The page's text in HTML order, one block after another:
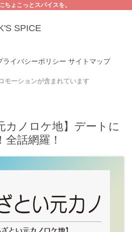
ちょこっとスパイスを。
SPICE
ライバシーポリシー サイトマップ
モーションが含まれています
カノロケ地】デートに
話網羅！